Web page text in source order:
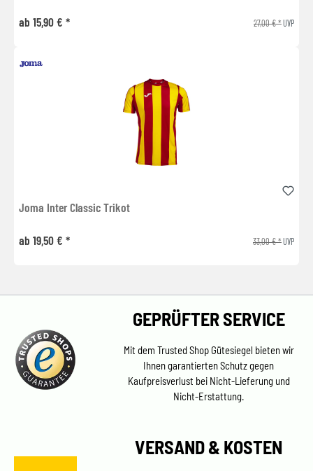
ab 15,90 € * 27,00 € *UVP
Joma Inter Classic Trikot
ab 19,50 € * 33,00 € *UVP
GEPRÜFTER SERVICE
Mit dem Trusted Shop Gütesiegel bieten wir
Ihnen garantierten Schutz gegen
Kaufpreisverlust bei Nicht-Lieferung und
Nicht-Erstattung.
VERSAND & KOSTEN